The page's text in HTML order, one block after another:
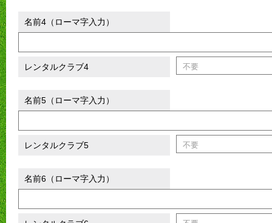
名前4（ローマ字入力）
レンタルクラブ4
名前5（ローマ字入力）
レンタルクラブ5
名前6（ローマ字入力）